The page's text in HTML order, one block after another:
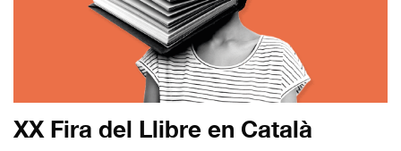
XX Fira del Llibre en Català